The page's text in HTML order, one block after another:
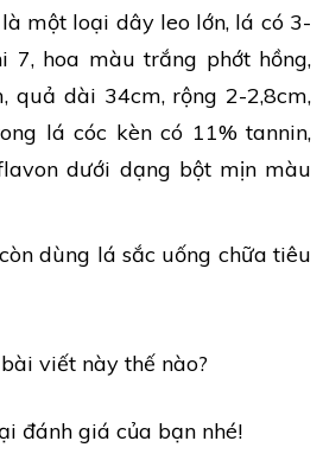
một loại dây leo lớn, lá có 3-
7, hoa màu trắng phớt hồng,
quả dài 34cm, rộng 2-2,8cm,
lá cóc kèn có 11% tannin,
dưới dạng bột mịn màu
dùng lá sắc uống chữa tiêu
viết này thế nào?
đánh giá của bạn nhé!